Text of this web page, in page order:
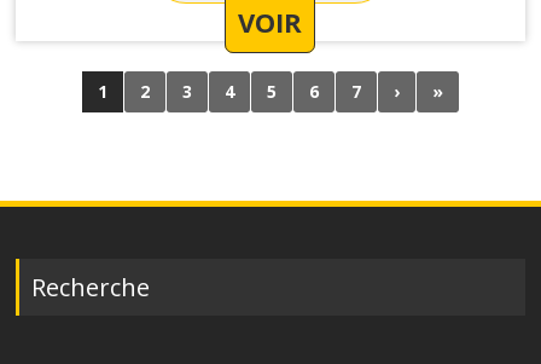
VOIR
1 2 3 4 5 6 7 › »
Recherche